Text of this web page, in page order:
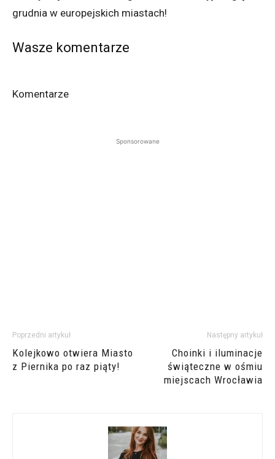
grudnia w europejskich miastach!
Wasze komentarze
Komentarze
Sponsorowane
Poprzedni artykuł
Kolejkowo otwiera Miasto
z Piernika po raz piąty!
Następny artykuł
Choinki i iluminacje
świąteczne w ośmiu
miejscach Wrocławia